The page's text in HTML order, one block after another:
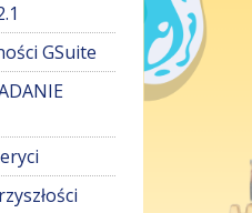
GSuite